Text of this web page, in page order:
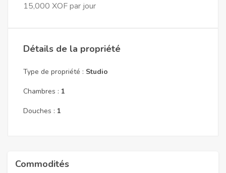
Détails de la propriété
Type de propriété : Studio
Chambres : 1
Douches : 1
Commodités